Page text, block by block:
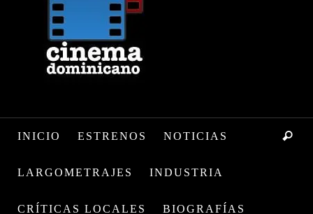
INICIO ESTRENOS NOTICIAS
LARGOMETRAJES INDUSTRIA
CRÍTICAS LOCALES BIOGRAFÍAS